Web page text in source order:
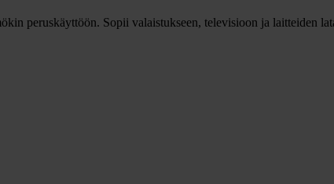
peruskäyttöön. Sopii valaistukseen, televisioon ja laitteiden